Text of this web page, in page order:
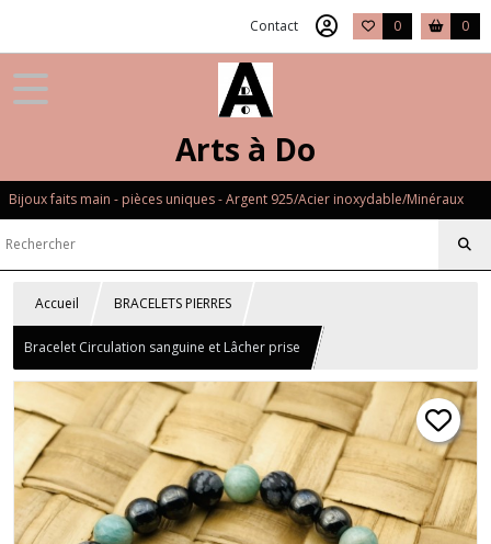
Contact 0 0
Arts à Do
Bijoux faits main - pièces uniques - Argent 925/Acier inoxydable/Minéraux
Accueil BRACELETS PIERRES
Bracelet Circulation sanguine et Lâcher prise